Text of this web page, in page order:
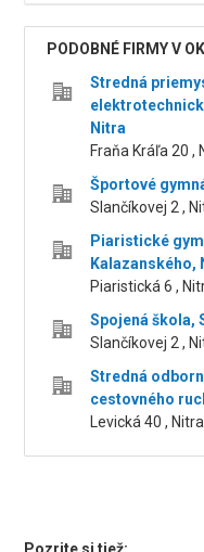
PODOBNÉ FIRMY V
Stredná
Nitra
Fraňa Kráľa 20 ,
Športové
Slančíkovej 2 ,
Piaristické
Kalazanského,
Piaristická 6 ,
Spojená škola,
Slančíkovej 2 ,
Stredná
cestovného
Levická 40 , Nitra